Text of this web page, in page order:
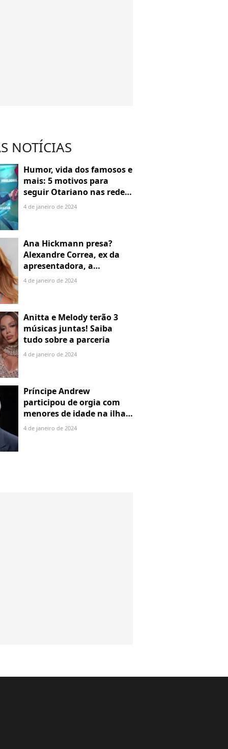
NOTÍCIAS
Humor, vida dos famosos e
mais: 5 motivos para
seguir Otariano nas redes
sociais
4 de janeiro de 2024
Ana Hickmann presa?
Alexandre Correa, ex da
apresentadora, a
denuncia por alienação
4 de janeiro de 2024
Anitta e Melody terão 3
músicas juntas! Saiba
tudo sobre a parceria
4 de janeiro de 2024
Príncipe Andrew
participou de orgia com
menores de idade na ilha
de Jeffrey Epstein, chefe de
4 de janeiro de 2024